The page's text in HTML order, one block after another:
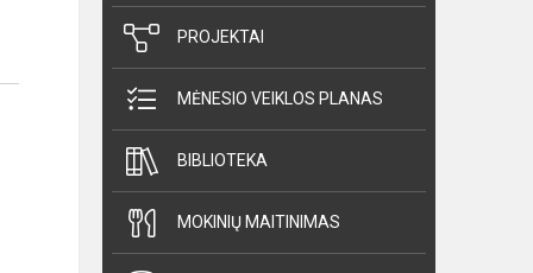
PROJEKTAI
MĖNESIO VEIKLOS PLANAS
BIBLIOTEKA
MOKINIŲ MAITINIMAS